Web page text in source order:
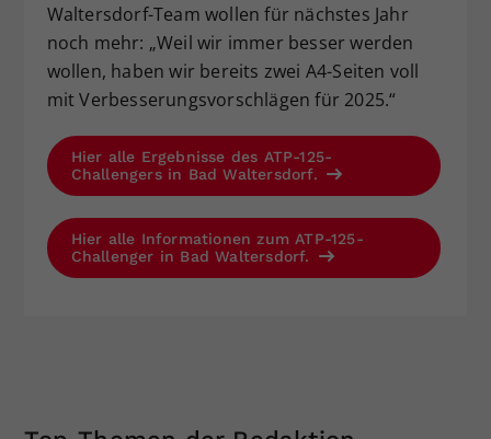
Waltersdorf-Team wollen für nächstes Jahr
noch mehr: „Weil wir immer besser werden
wollen, haben wir bereits zwei A4-Seiten voll
mit Verbesserungsvorschlägen für 2025.“
Hier alle Ergebnisse des ATP-125-
Challengers in Bad Waltersdorf.
Hier alle Informationen zum ATP-125-
Challenger in Bad Waltersdorf.